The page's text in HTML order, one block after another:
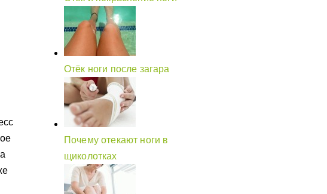
Отёк ноги после загара
Почему отекают ноги в
щиколотках